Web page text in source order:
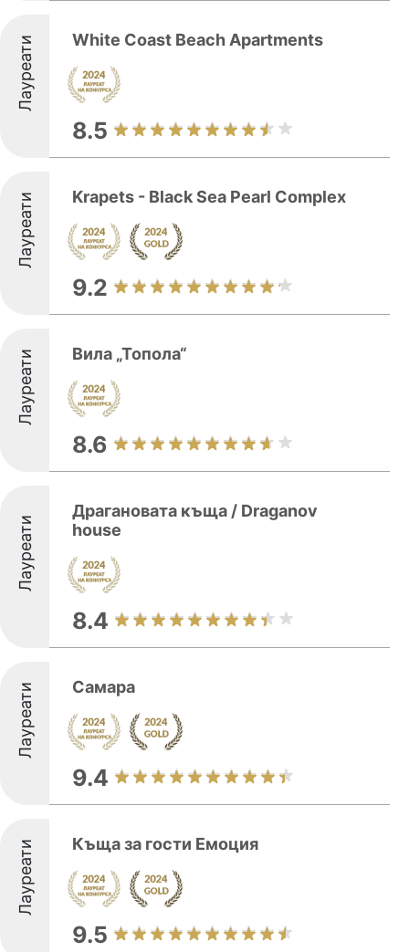
Лауреати White Coast Beach Apartments
8.5
Лауреати Krapets - Black Sea Pearl Complex
9.2
Лауреати Вила „Топола“
8.6
Лауреати
Драгановата къща / Draganov
house
8.4
Лауреати Самара
9.4
Лауреати Къща за гости Емоция
9.5